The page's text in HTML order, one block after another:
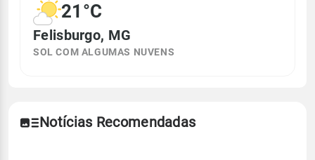
21°C
Felisburgo, MG
SOL COM ALGUMAS NUVENS
Notícias Recomendadas